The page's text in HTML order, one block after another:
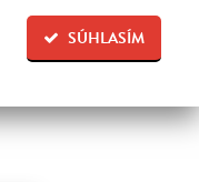
SÚHLASÍM